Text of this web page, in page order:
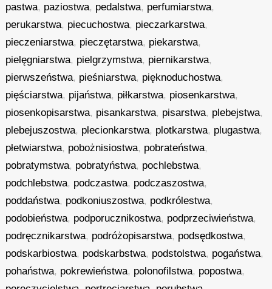
pastwa, paziostwa, pedalstwa, perfumiarstwa,
perukarstwa, piecuchostwa, pieczarkarstwa,
pieczeniarstwa, pieczętarstwa, piekarstwa,
pielęgniarstwa, pielgrzymstwa, piernikarstwa,
pierwszeństwa, pieśniarstwa, pięknoduchostwa,
pięściarstwa, pijaństwa, piłkarstwa, piosenkarstwa,
piosenkopisarstwa, pisankarstwa, pisarstwa, plebejstwa,
plebejuszostwa, plecionkarstwa, plotkarstwa, plugastwa,
płetwiarstwa, pobożnisiostwa, pobrateństwa,
pobratymstwa, pobratyństwa, pochlebstwa,
podchlebstwa, podczastwa, podczaszostwa,
poddaństwa, podkoniuszostwa, podkrólestwa,
podobieństwa, podporucznikostwa, podprzeciwieństwa,
podręcznikarstwa, podróżopisarstwa, podsędkostwa,
podskarbiostwa, podskarbstwa, podstolstwa, pogaństwa,
pohaństwa, pokrewieństwa, polonofilstwa, popostwa,